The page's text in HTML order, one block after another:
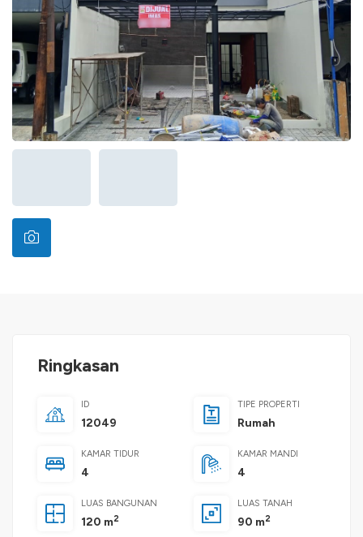
Ringkasan
ID
12049
TIPE PROPERTI
Rumah
KAMAR TIDUR
4
KAMAR MANDI
4
LUAS BANGUNAN
120 m2
LUAS TANAH
90 m2